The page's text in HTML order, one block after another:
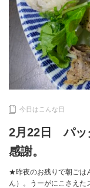
今日はこんな日
2月22日 パッ
感謝。
★昨夜のお残りで朝ごは
ん）。うーがにこさえた